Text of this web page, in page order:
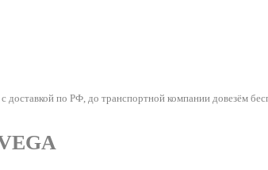
по РФ, до транспортной компании довезём